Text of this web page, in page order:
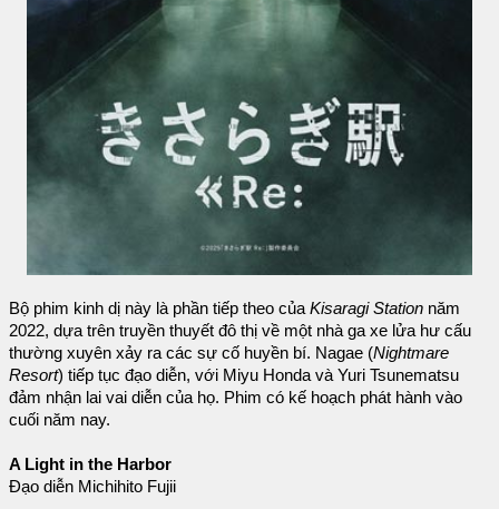
Bộ phim kinh dị này là phần tiếp theo của Kisaragi Station năm
2022, dựa trên truyền thuyết đô thị về một nhà ga xe lửa hư cấu
thường xuyên xảy ra các sự cố huyền bí. Nagae (Nightmare
Resort) tiếp tục đạo diễn, với Miyu Honda và Yuri Tsunematsu
đảm nhận lai vai diễn của họ. Phim có kế hoạch phát hành vào
cuối năm nay.
A Light in the Harbor
Đạo diễn Michihito Fujii